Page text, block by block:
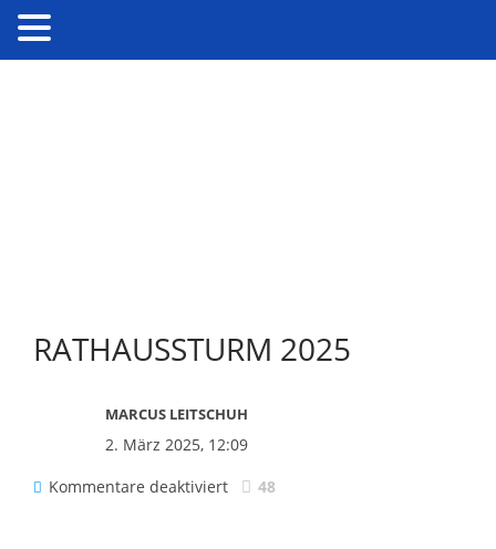
RATHAUSSTURM 2025
MARCUS LEITSCHUH
2. März 2025, 12:09
Kommentare deaktiviertfür 48